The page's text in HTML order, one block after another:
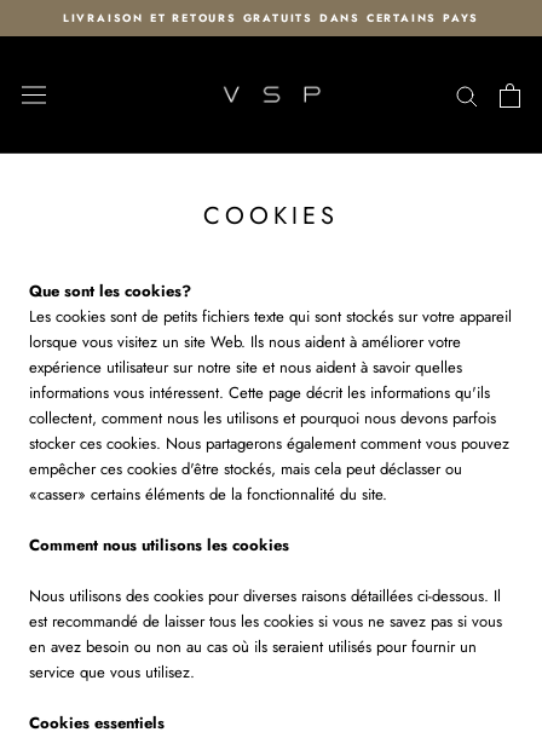
au
LIVRAISON ET RETOURS GRATUITS DANS CERTAINS PAYS
COOKIES
Que sont les cookies?
Les cookies sont de petits fichiers texte qui sont stockés sur votre appareil
lorsque vous visitez un site Web. Ils nous aident à améliorer votre
expérience utilisateur sur notre site et nous aident à savoir quelles
informations vous intéressent. Cette page décrit les informations qu'ils
collectent, comment nous les utilisons et pourquoi nous devons parfois
stocker ces cookies. Nous partagerons également comment vous pouvez
empêcher ces cookies d'être stockés, mais cela peut déclasser ou
«casser» certains éléments de la fonctionnalité du site.
Comment nous utilisons les cookies
Nous utilisons des cookies pour diverses raisons détaillées ci-dessous. Il
est recommandé de laisser tous les cookies si vous ne savez pas si vous
en avez besoin ou non au cas où ils seraient utilisés pour fournir un
service que vous utilisez.
Cookies essentiels